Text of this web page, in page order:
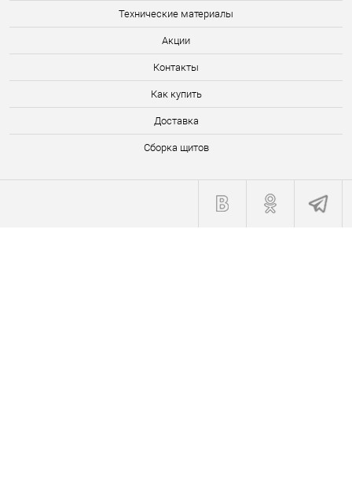
Технические материалы
Акции
Контакты
Как купить
Доставка
Сборка щитов